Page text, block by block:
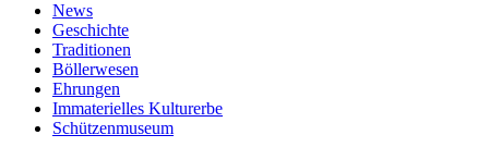
News
Geschichte
Traditionen
Böllerwesen
Ehrungen
Immaterielles Kulturerbe
Schützenmuseum